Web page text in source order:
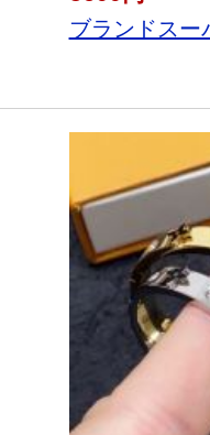
ブランドスー